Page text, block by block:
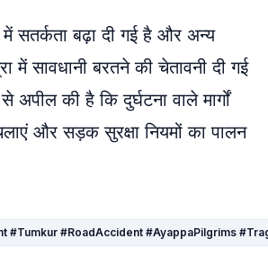
में सतर्कता बढ़ा दी गई है और अन्य
में सावधानी बरतने की चेतावनी दी गई
अपील की है कि दुर्घटना वाले मार्गों
और सड़क सुरक्षा नियमों का पालन
#Tumkur #RoadAccident #AyappaPilgrims